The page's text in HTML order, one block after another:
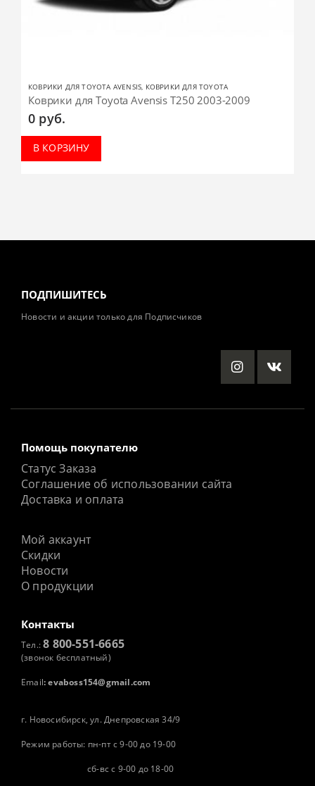
КОВРИКИ ДЛЯ TOYOTA AVENSIS, КОВРИКИ ДЛЯ TOYOTA
Коврики для Toyota Avensis T250 2003-2009
0 руб.
В КОРЗИНУ
ПОДПИШИТЕСЬ
Новости и акции только для Подписчиков
Помощь покупателю
Статус Заказа
Соглашение об использовании сайта
Доставка и оплата
Мой аккаунт
Скидки
Новости
О продукции
Контакты
Тел.:8 800-551-6665
(звонок бесплатный)
Email: evaboss154@gmail.com
г. Новосибирск, ул. Днепровская 34/9
Режим работы: пн-пт с 9-00 до 19-00
сб-вс с 9-00 до 18-00